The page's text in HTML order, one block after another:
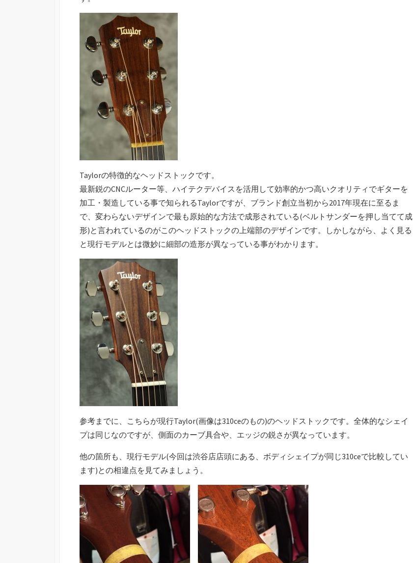
Taylorの特徴的なヘッドストックです。
最新鋭のCNCルーター等、ハイテクデバイスを活用して効率的かつ高いクオリティでギターを
加工・製造している事で知られるTaylorですが、ブランド創立当初から2017年現在に至るま
で、変わらないデザインで最も原始的な方法で成形されている(ベルトサンダーを押し当てて成
形)と言われているのがこのヘッドストックの上端部のデザインです。しかしながら、よく見る
と現行モデルとは微妙に細部の造形が異なっている事がわかります。
参考までに、こちらが現行Taylor(画像は310ceのもの)のヘッドストックです。全体的なシェイ
プは同じなのですが、側面のカーブ具合や、エッジの鋭さが異なっています。
他の箇所も、現行モデル(今回は渋谷店店頭にある、ボディシェイプが同じ310ceで比較してい
ます)との相違点を見てみましょう。